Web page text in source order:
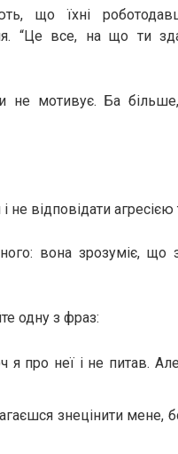
що їхні
“Це все, на що ти
не мотивує. Ба
не відповідати
вона зрозуміє, що
одну з фраз:
я про неї і не питав.
знецінити мене,